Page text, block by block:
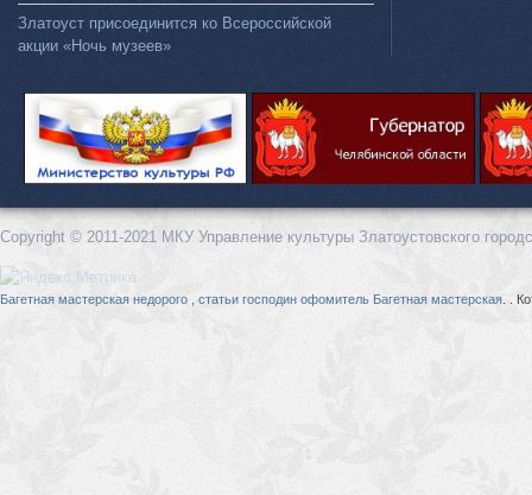
Златоуст присоединится ко Всероссийской
акции «Ночь музеев»
Copyright © 2011-2021 МКУ Управление культуры Златоустовского
Багетная мастерская недорого , статьи господин офомитель Багетная мастерская . .